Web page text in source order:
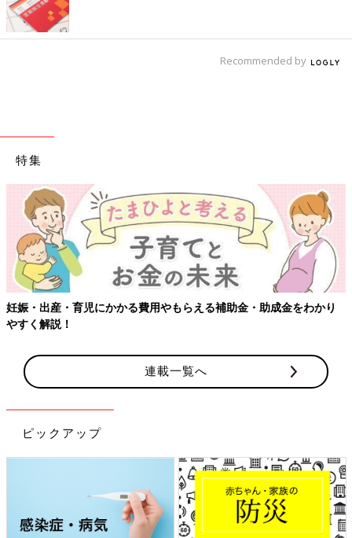
Recommended by
特集
【ワクチン接種できるものも】妊婦の感染症対策、知っておいて
連載一覧へ
ピックアップ